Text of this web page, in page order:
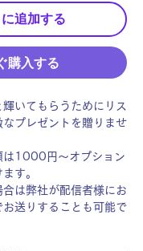
追加する
購入する
いてもらうためにリス
プレゼントを贈りませ
は1000円〜オプション
す。
合は弊社が配信者様にお
送りすることも可能で